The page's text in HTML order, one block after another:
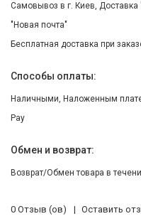
Самовывоз в г. Киев, Доставка
"Новая почта"
Бесплатная доставка при
Способы оплаты:
Наличными, Наложенным
Pay
Обмен и возврат:
Возврат/Обмен товара в
0 Отзыв (ов) Оставить